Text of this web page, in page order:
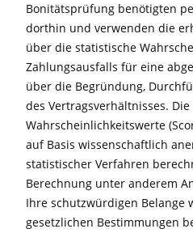
Bonitätsprüfung benötigten
dorthin und verwenden die
über die statistische
Zahlungsausfalls für eine
über die Begründung,
des Vertragsverhältnisses.
Wahrscheinlichkeitswerte
auf Basis wissenschaftlich
statistischer Verfahren
Berechnung unter anderem
Ihre schutzwürdigen Belange
gesetzlichen Bestimmungen